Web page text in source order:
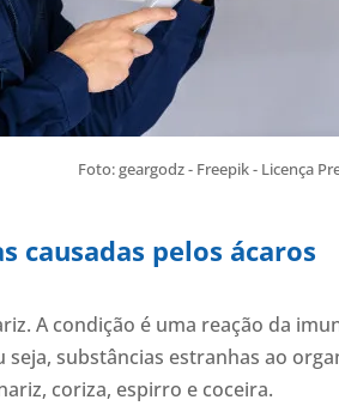
Foto: geargodz - Freepik - Licença
causadas pelos ácaros
A condição é uma reação da
seja, substâncias estranhas ao
coriza, espirro e coceira.